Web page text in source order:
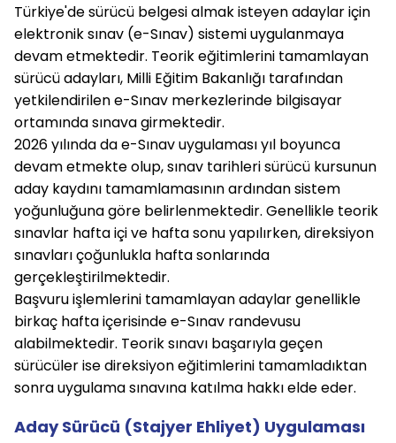
Türkiye'de sürücü belgesi almak isteyen adaylar için
elektronik sınav (e-Sınav) sistemi uygulanmaya
devam etmektedir. Teorik eğitimlerini tamamlayan
sürücü adayları, Milli Eğitim Bakanlığı tarafından
yetkilendirilen e-Sınav merkezlerinde bilgisayar
ortamında sınava girmektedir.
2026 yılında da e-Sınav uygulaması yıl boyunca
devam etmekte olup, sınav tarihleri sürücü kursunun
aday kaydını tamamlamasının ardından sistem
yoğunluğuna göre belirlenmektedir. Genellikle teorik
sınavlar hafta içi ve hafta sonu yapılırken, direksiyon
sınavları çoğunlukla hafta sonlarında
gerçekleştirilmektedir.
Başvuru işlemlerini tamamlayan adaylar genellikle
birkaç hafta içerisinde e-Sınav randevusu
alabilmektedir. Teorik sınavı başarıyla geçen
sürücüler ise direksiyon eğitimlerini tamamladıktan
sonra uygulama sınavına katılma hakkı elde eder.
Aday Sürücü (Stajyer Ehliyet) Uygulaması